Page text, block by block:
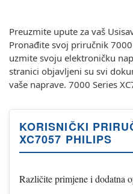
Preuzmite upute za vaš
Pronađite svoj priručnik 7000
uzmite svoju elektroničku
stranici objavljeni su svi
vaše naprave. 7000 Series
KORISNIČKI
XC7057 PHILIPS
Različite primjene i dodatna